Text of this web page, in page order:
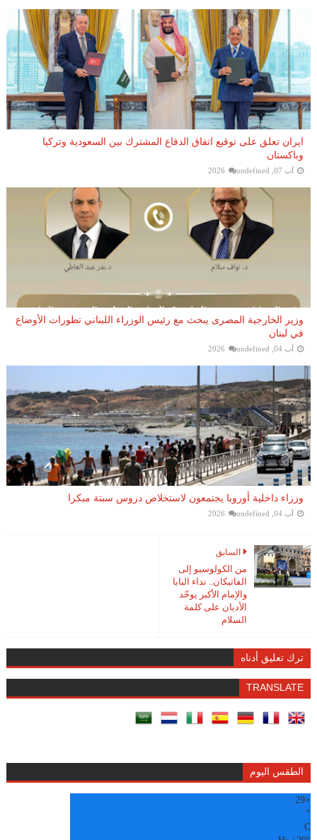
ايران تعلق على توقيع اتفاق الدفاع المشترك بين السعودية وتركيا
وباكستان
آب 07, 2026 undefined
وزير الخارجية المصرى يبحث مع رئيس الوزراء اللبناني تطورات الأوضاع
في لبنان
آب 04, 2026 undefined
وزراء داخلية أوروبا يجتمعون لاستخلاص دروس سبتة مبكرا
آب 04, 2026 undefined
السابق
من الكولوسيو إلى
الفاتيكان.. نداء البابا
والإمام الأكبر يوحّد
الأديان على كلمة
السلام
ترك تعليق أدناه
TRANSLATE
الطقس اليوم
+
29
°
C